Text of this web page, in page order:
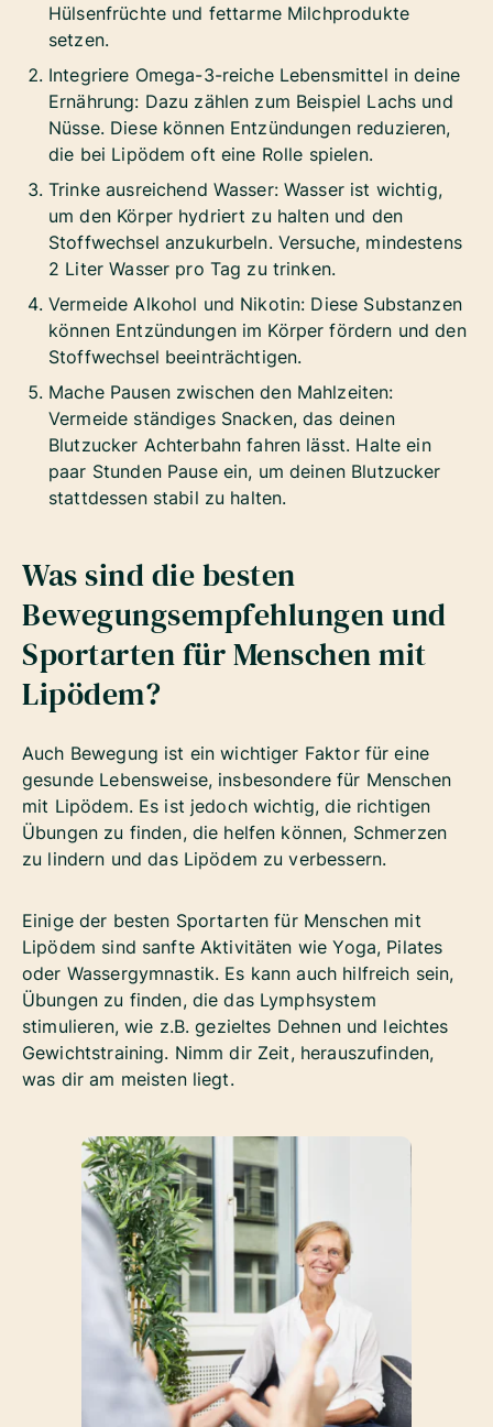
Hülsenfrüchte und fettarme Milchprodukte
setzen.
Integriere Omega-3-reiche Lebensmittel in deine
Ernährung: Dazu zählen zum Beispiel Lachs und
Nüsse. Diese können Entzündungen reduzieren,
die bei Lipödem oft eine Rolle spielen.
Trinke ausreichend Wasser: Wasser ist wichtig,
um den Körper hydriert zu halten und den
Stoffwechsel anzukurbeln. Versuche, mindestens
2 Liter Wasser pro Tag zu trinken.
Vermeide Alkohol und Nikotin: Diese Substanzen
können Entzündungen im Körper fördern und den
Stoffwechsel beeinträchtigen.
Mache Pausen zwischen den Mahlzeiten:
Vermeide ständiges Snacken, das deinen
Blutzucker Achterbahn fahren lässt. Halte ein
paar Stunden Pause ein, um deinen Blutzucker
stattdessen stabil zu halten.
Was sind die besten
Bewegungsempfehlungen und
Sportarten für Menschen mit
Lipödem?
Auch Bewegung ist ein wichtiger Faktor für eine
gesunde Lebensweise, insbesondere für Menschen
mit Lipödem. Es ist jedoch wichtig, die richtigen
Übungen zu finden, die helfen können, Schmerzen
zu lindern und das Lipödem zu verbessern.
Einige der besten Sportarten für Menschen mit
Lipödem sind sanfte Aktivitäten wie Yoga, Pilates
oder Wassergymnastik. Es kann auch hilfreich sein,
Übungen zu finden, die das Lymphsystem
stimulieren, wie z.B. gezieltes Dehnen und leichtes
Gewichtstraining. Nimm dir Zeit, herauszufinden,
was dir am meisten liegt.